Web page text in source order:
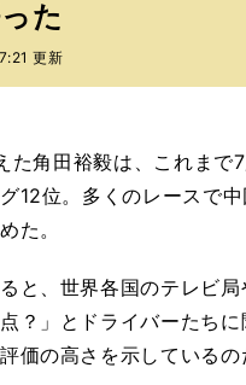
た
更新
角田裕毅は、これまで
12位。多くのレースで
た。
と、世界各国のテレビ
？」とドライバーたち
価の高さを示している